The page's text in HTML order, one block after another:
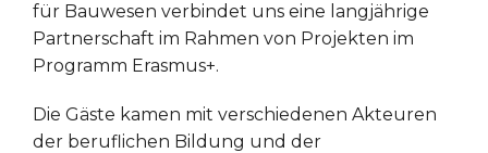
für Bauwesen verbindet uns eine langjährige
Partnerschaft im Rahmen von Projekten im
Programm Erasmus+.
Die Gäste kamen mit verschiedenen Akteuren
der beruflichen Bildung und der